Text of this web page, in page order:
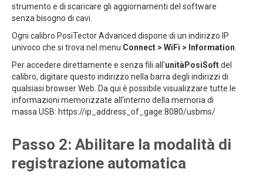
strumento e di scaricare gli aggiornamenti del software
senza bisogno di cavi.
Ogni calibro PosiTector Advanced dispone di un indirizzo IP
univoco che si trova nel menu Connect > WiFi > Information
Per accedere direttamente e senza fili all'unitàPosiSoftdel
calibro, digitare questo indirizzo nella barra degli indirizzi di
qualsiasi browser Web. Da qui è possibile visualizzare tutte le
informazioni memorizzate all'interno della memoria di
massa USB: https://ip_address_of_gage:8080/usbms/
Passo 2: Abilitare la modalità di
registrazione automatica